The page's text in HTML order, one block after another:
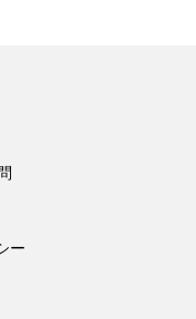
ー